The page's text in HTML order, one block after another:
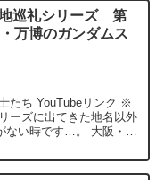
巡礼シリーズ 第
万博のガンダムス
ーズに出てきた地名以外
です…。 大阪・万